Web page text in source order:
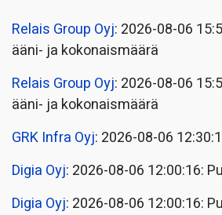
Relais Group Oyj: 2026-08-06
ääni- ja kokonaismäärä
Relais Group Oyj: 2026-08-06
ääni- ja kokonaismäärä
GRK Infra Oyj: 2026-08-06
Digia Oyj: 2026-08-06 12:00:16:
Digia Oyj: 2026-08-06 12:00:16: